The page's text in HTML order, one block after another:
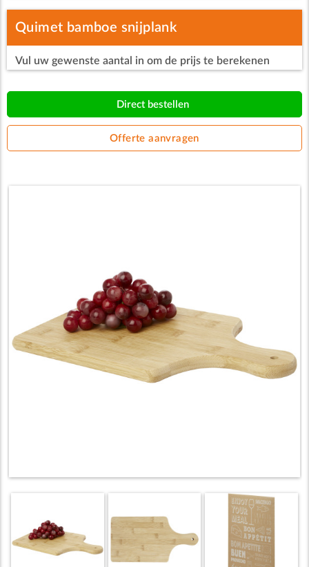
Quimet bamboe snijplank
Vul uw gewenste aantal in om de prijs te berekenen
Direct bestellen
Offerte aanvragen